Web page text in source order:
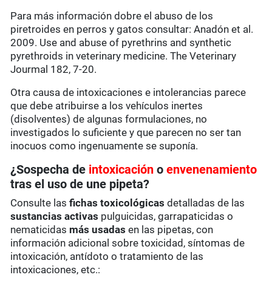
Para más información dobre el abuso de los
piretroides en perros y gatos consultar: Anadón et al.
2009. Use and abuse of pyrethrins and synthetic
pyrethroids in veterinary medicine. The Veterinary
Jourmal 182, 7-20.
Otra causa de intoxicaciones e intolerancias parece
que debe atribuirse a los vehículos inertes
(disolventes) de algunas formulaciones, no
investigados lo suficiente y que parecen no ser tan
inocuos como ingenuamente se suponía.
¿Sospecha de intoxicación oenvenenamiento
tras el uso de une pipeta?
Consulte lasfichas toxicológicas detalladas de las
sustancias activas pulguicidas, garrapaticidas o
nematicidas más usadas en las pipetas, con
información adicional sobre toxicidad, síntomas de
intoxicación, antídoto o tratamiento de las
intoxicaciones, etc.: